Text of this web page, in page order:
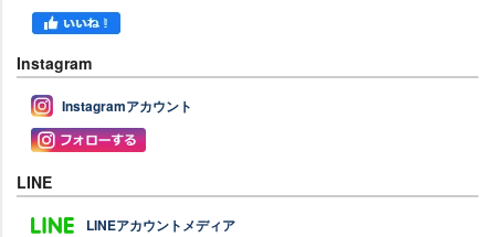
Instagram
Instagramアカウント
LINE
LINEアカウントメディア